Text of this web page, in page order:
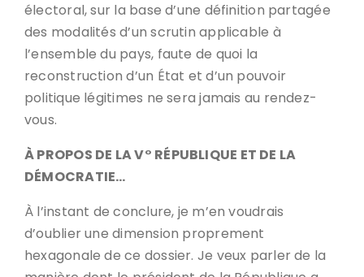
électoral, sur la base d’une définition partagée
des modalités d’un scrutin applicable à
l’ensemble du pays, faute de quoi la
reconstruction d’un État et d’un pouvoir
politique légitimes ne sera jamais au rendez-
vous.
À PROPOS DE LA V° RÉPUBLIQUE ET DE LA
DÉMOCRATIE…
À l’instant de conclure, je m’en voudrais
d’oublier une dimension proprement
hexagonale de ce dossier. Je veux parler de la